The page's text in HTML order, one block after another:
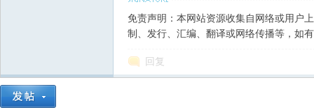
免责声明：本网站资源收集自网络或用户
制、发行、汇编、翻译或网络传播等，如
回复